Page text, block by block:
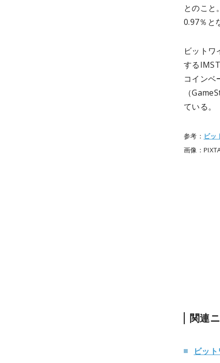
とのこと
0.97％と
ビット
する
コインベ
（
ている。
参考： ビッ
画像：
関連
ビッ